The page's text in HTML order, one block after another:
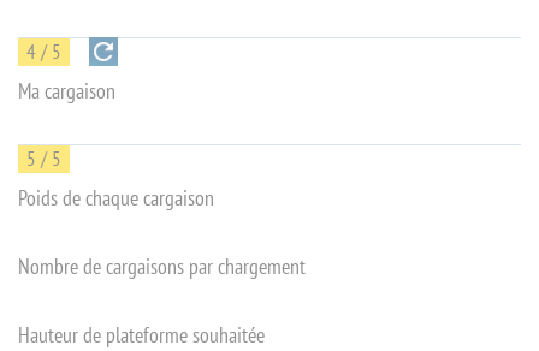
4 / 5
Ma cargaison
5 / 5
Poids de chaque cargaison
Nombre de cargaisons par chargement
Hauteur de plateforme souhaitée